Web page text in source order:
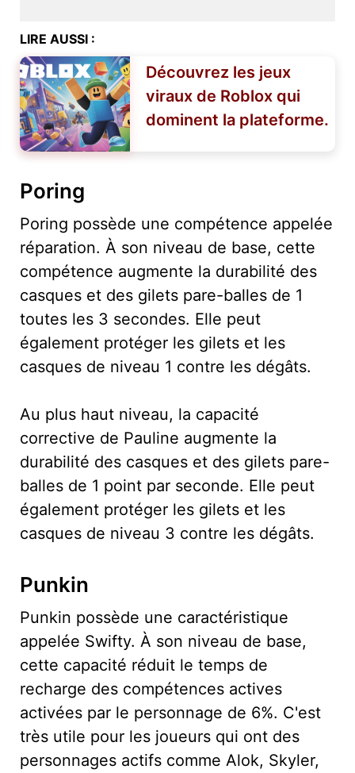
LIRE AUSSI :
Découvrez les jeux
viraux de Roblox qui
dominent la plateforme.
Poring
Poring possède une compétence appelée
réparation. À son niveau de base, cette
compétence augmente la durabilité des
casques et des gilets pare-balles de 1
toutes les 3 secondes. Elle peut
également protéger les gilets et les
casques de niveau 1 contre les dégâts.
Au plus haut niveau, la capacité
corrective de Pauline augmente la
durabilité des casques et des gilets pare-
balles de 1 point par seconde. Elle peut
également protéger les gilets et les
casques de niveau 3 contre les dégâts.
Punkin
Punkin possède une caractéristique
appelée Swifty. À son niveau de base,
cette capacité réduit le temps de
recharge des compétences actives
activées par le personnage de 6%. C'est
très utile pour les joueurs qui ont des
personnages actifs comme Alok, Skyler,